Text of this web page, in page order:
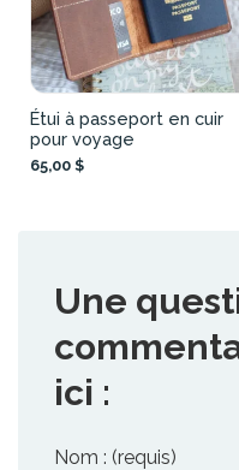
Étui à passeport en cuir
pour voyage
65,00 $
Une
ici :
Nom : (requis)